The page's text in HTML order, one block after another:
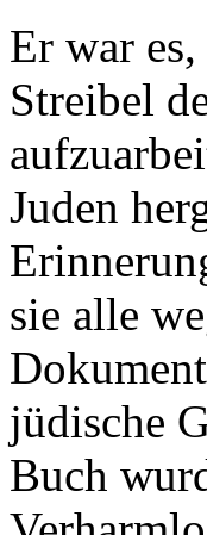
Er war
Streibel
Juden
sie alle
jüdische
Buch